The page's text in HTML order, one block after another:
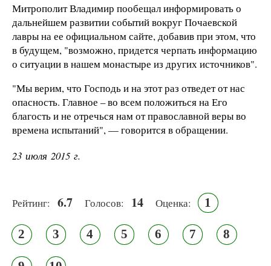
Митрополит Владимир пообещал информировать о
дальнейшем развитии событий вокруг Почаевской
лавры на ее официальном сайте, добавив при этом, что
в будущем, "возможно, придется черпать информацию
о ситуации в нашем монастыре из других источников".
"Мы верим, что Господь и на этот раз отведет от нас
опасность. Главное – во всем положиться на Его
благость и не отречься нам от православной веры во
времена испытаний", — говорится в обращении.
23 июля 2015 г.
Рейтинг: 6.7 Голосов: 14 Оценка: 1
2 3 4 5 6 7 8